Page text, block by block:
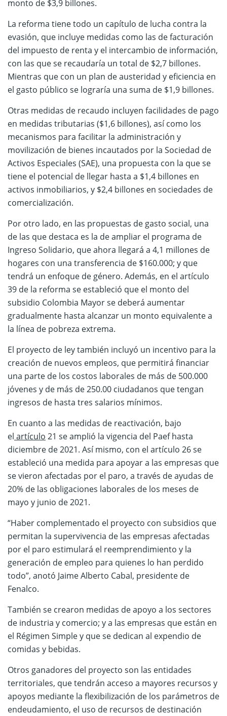
monto de $3,9 billones.
La reforma tiene todo un capítulo de lucha contra la
evasión, que incluye medidas como las de facturación
del impuesto de renta y el intercambio de información,
con las que se recaudaría un total de $2,7 billones.
Mientras que con un plan de austeridad y eficiencia en
el gasto público se lograría una suma de $1,9 billones.
Otras medidas de recaudo incluyen facilidades de pago
en medidas tributarias ($1,6 billones), así como los
mecanismos para facilitar la administración y
movilización de bienes incautados por la Sociedad de
Activos Especiales (SAE), una propuesta con la que se
tiene el potencial de llegar hasta a $1,4 billones en
activos inmobiliarios, y $2,4 billones en sociedades de
comercialización.
Por otro lado, en las propuestas de gasto social, una
de las que destaca es la de ampliar el programa de
Ingreso Solidario, que ahora llegará a 4,1 millones de
hogares con una transferencia de $160.000; y que
tendrá un enfoque de género. Además, en el artículo
39 de la reforma se estableció que el monto del
subsidio Colombia Mayor se deberá aumentar
gradualmente hasta alcanzar un monto equivalente a
la línea de pobreza extrema.
El proyecto de ley también incluyó un incentivo para la
creación de nuevos empleos, que permitirá financiar
una parte de los costos laborales de más de 500.000
jóvenes y de más de 250.00 ciudadanos que tengan
ingresos de hasta tres salarios mínimos.
En cuanto a las medidas de reactivación, bajo
el artículo 21 se amplió la vigencia del Paef hasta
diciembre de 2021. Así mismo, con el artículo 26 se
estableció una medida para apoyar a las empresas que
se vieron afectadas por el paro, a través de ayudas de
20% de las obligaciones laborales de los meses de
mayo y junio de 2021.
“Haber complementado el proyecto con subsidios que
permitan la supervivencia de las empresas afectadas
por el paro estimulará el reemprendimiento y la
generación de empleo para quienes lo han perdido
todo”, anotó Jaime Alberto Cabal, presidente de
Fenalco.
También se crearon medidas de apoyo a los sectores
de industria y comercio; y a las empresas que están en
el Régimen Simple y que se dedican al expendio de
comidas y bebidas.
Otros ganadores del proyecto son las entidades
territoriales, que tendrán acceso a mayores recursos y
apoyos mediante la flexibilización de los parámetros de
endeudamiento, el uso de recursos de destinación